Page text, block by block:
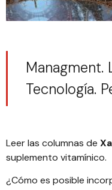
Managment.
Tecnología.
Leer las columnas de
suplemento vitamínico.
¿Cómo es posible